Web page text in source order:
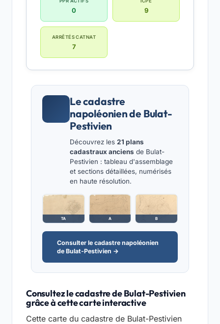
0 9
ARRÊTÉS CATNAT
7
Le cadastre
napoléonien de Bulat-
Pestivien
Découvrez les 21 plans
cadastraux anciens de Bulat-
Pestivien : tableau d'assemblage
et sections détaillées, numérisés
en haute résolution.
TA A B
Consulter le cadastre napoléonien
de Bulat-Pestivien →
Consultez le cadastre de Bulat-Pestivien
grâce à cette carte interactive
Cette carte du cadastre de Bulat-Pestivien